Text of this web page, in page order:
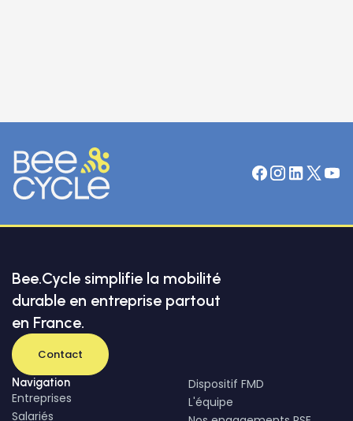
Bee.Cycle simplifie la mobilité
durable en entreprise partout
en France.
Contact
Navigation
Entreprises
Salariés
Dispositif FMD
L'équipe